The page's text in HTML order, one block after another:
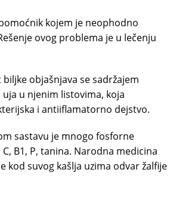
kojem je neophodno
ovog problema je u lečenju
objašnjava se sadržajem
u njenim listovima, koja
i antiiflamatorno dejstvo.
sastavu je mnogo fosforne
B1, P, tanina. Narodna medicina
kod suvog kašlja uzima odvar žalfije